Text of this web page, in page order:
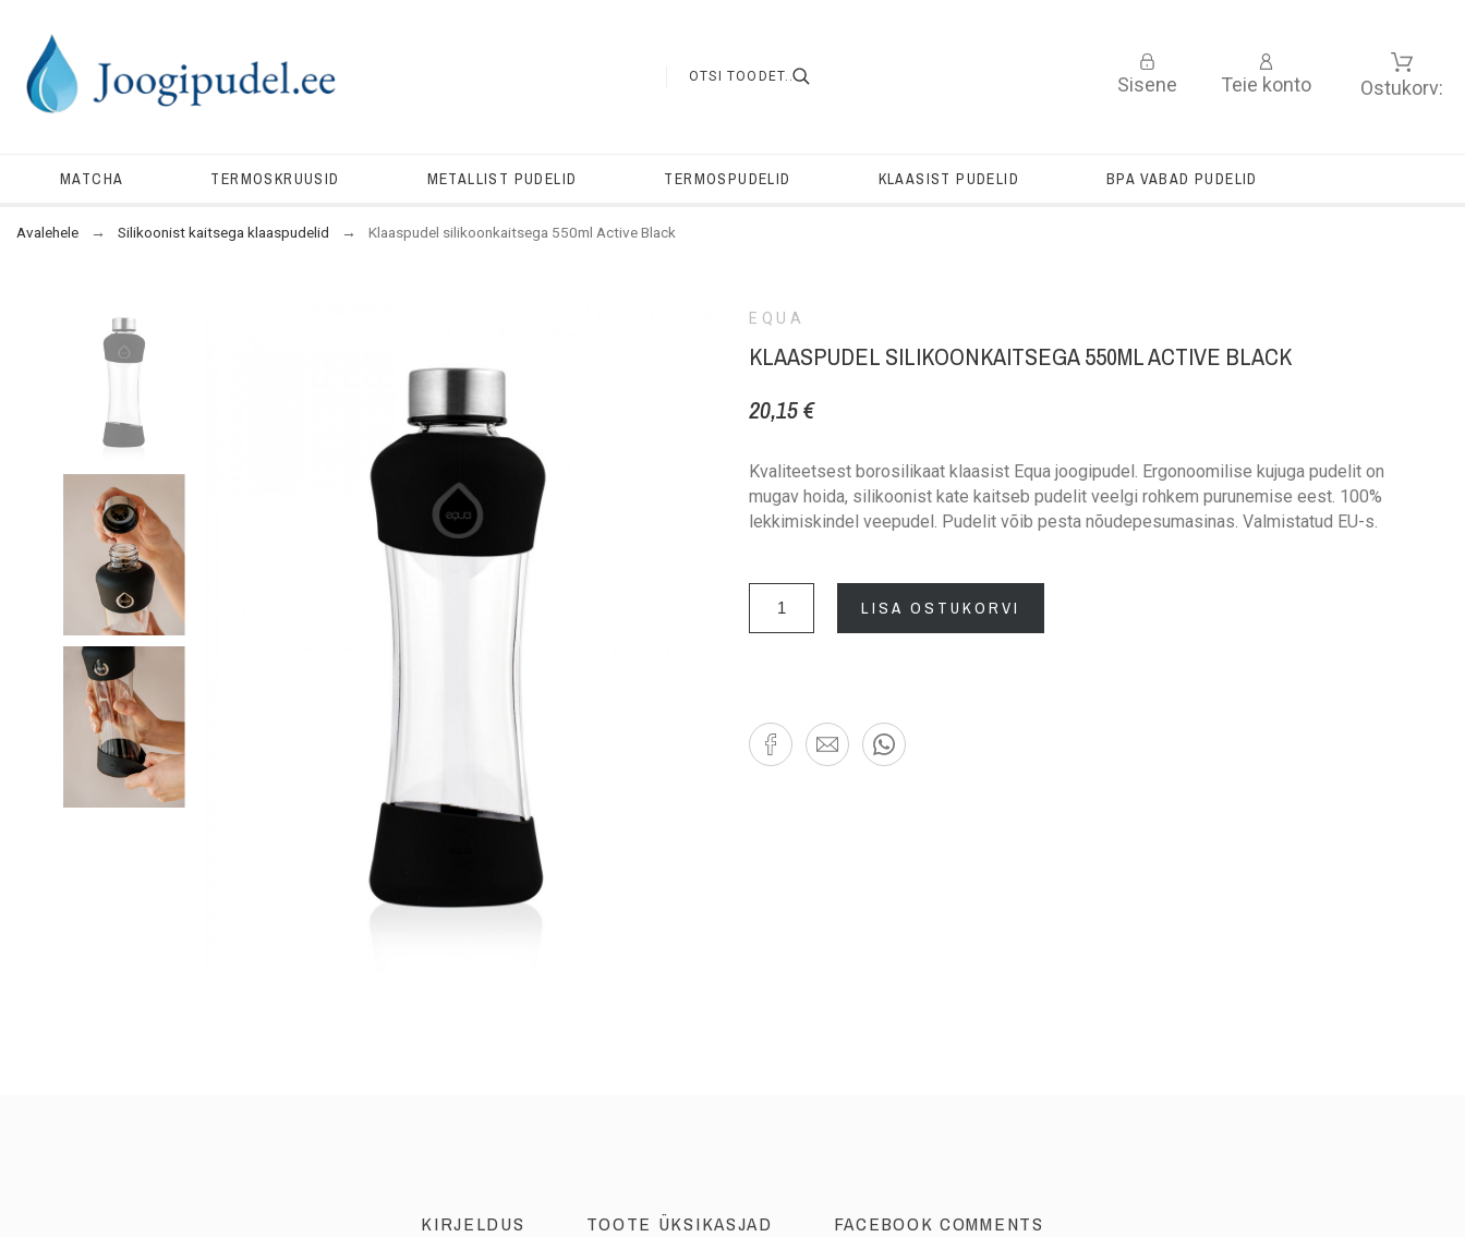
Sisene Teie konto Ostukorv:
MATCHA TERMOSKRUUSID METALLIST PUDELID TERMOSPUDELID KLAASIST PUDELID BPA VABAD PUDELID
Avalehele Silikoonist kaitsega klaaspudelid Klaaspudel silikoonkaitsega 550ml Active Black
EQUA
KLAASPUDEL SILIKOONKAITSEGA 550ML ACTIVE BLACK
20,15 €
Kvaliteetsest borosilikaat klaasist Equa joogipudel. Ergonoomilise kujuga pudelit on
mugav hoida, silikoonist kate kaitseb pudelit veelgi rohkem purunemise eest. 100%
lekkimiskindel veepudel. Pudelit võib pesta nõudepesumasinas. Valmistatud EU-s.
LISA OSTUKORVI
KIRJELDUS TOOTE ÜKSIKASJAD FACEBOOK COMMENTS